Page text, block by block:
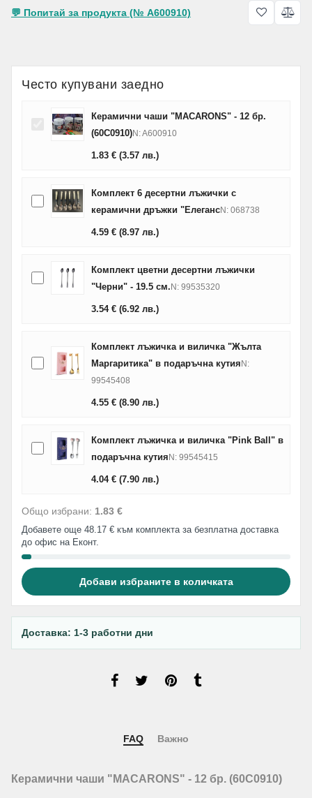
💬 Попитай за продукта (№ A600910)
Често купувани заедно
Керамични чаши "MACARONS" - 12 бр.
(60C0910)N: A600910
1.83 € (3.57 лв.)
Комплект 6 десертни лъжички с
керамични дръжки "ЕлегансN: 068738
4.59 € (8.97 лв.)
Комплект цветни десертни лъжички
"Черни" - 19.5 см.N: 99535320
3.54 € (6.92 лв.)
Комплект лъжичка и виличка "Жълта
Маргаритика" в подаръчна кутияN:
99545408
4.55 € (8.90 лв.)
Комплект лъжичка и виличка "Pink Ball" в
подаръчна кутияN: 99545415
4.04 € (7.90 лв.)
Общо избрани: 1.83 €
Добавете още 48.17 € към комплекта за безплатна доставка
до офис на Еконт.
Добави избраните в количката
Доставка: 1-3 работни дни
FAQ Важно
Керамични чаши "MACARONS" - 12 бр. (60C0910)